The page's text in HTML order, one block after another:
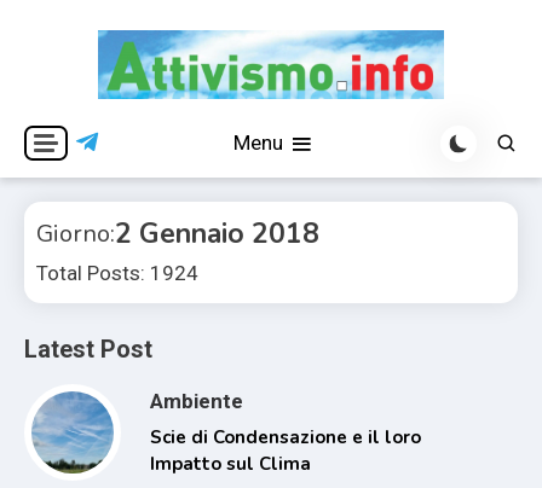
Attivismo.info
Menu
Giorno:2 Gennaio 2018
Total Posts: 1924
Latest Post
Ambiente
Scie di Condensazione e il loro
Impatto sul Clima